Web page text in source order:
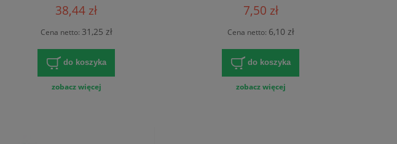
38,44 zł
Cena netto: 31,25 zł
do koszyka
zobacz więcej
7,50 zł
Cena netto: 6,10 zł
do koszyka
zobacz więcej